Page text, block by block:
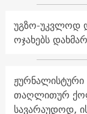
უგზო-უკვლოდ
ოჯახებს
ჟურნალისტური
თაღლითურ
სავარაუდოდ,